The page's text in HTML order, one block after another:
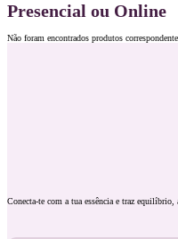
Presencial ou Online
Não foram encontrados produtos
Conecta-te com a tua essência e traz